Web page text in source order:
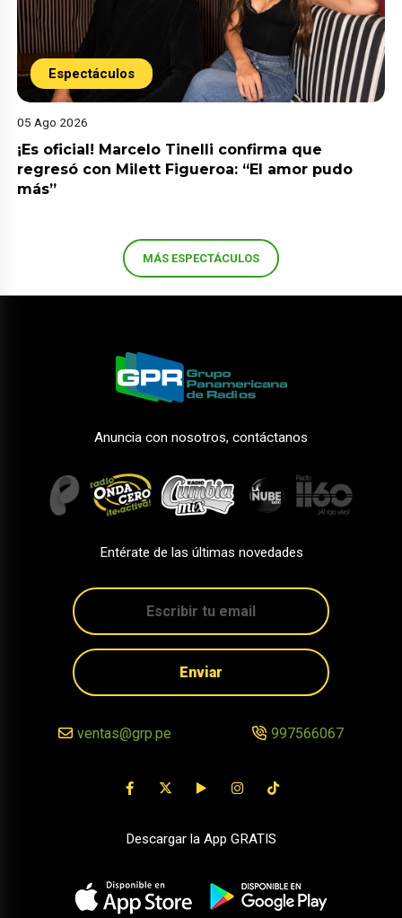
Espectáculos
05 Ago 2026
¡Es oficial! Marcelo Tinelli confirma que
regresó con Milett Figueroa: “El amor pudo
más”
MÁS ESPECTÁCULOS
Anuncia con nosotros, contáctanos
Entérate de las últimas novedades
Enviar
ventas@grp.pe 997566067
Descargar la App GRATIS